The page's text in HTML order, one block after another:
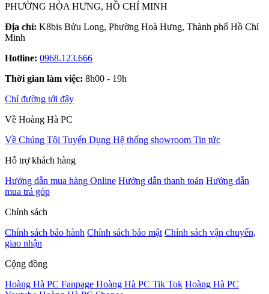
PHƯỜNG HÒA HƯNG, HỒ CHÍ MINH
Địa chỉ: K8bis Bửu Long, Phường Hoà Hưng, Thành phố Hồ Chí
Minh
Hotline: 0968.123.666
Thời gian làm việc: 8h00 - 19h
Chỉ đường tới đây
Về Hoàng Hà PC
Về Chúng Tôi Tuyển Dụng Hệ thống showroom Tin tức
Hỗ trợ khách hàng
Hướng dẫn mua hàng Online Hướng dẫn thanh toán Hướng dẫn
mua trả góp
Chính sách
Chính sách bảo hành Chính sách bảo mật Chính sách vận chuyển,
giao nhận
Cộng đồng
Hoàng Hà PC Fanpage Hoàng Hà PC Tik Tok Hoàng Hà PC